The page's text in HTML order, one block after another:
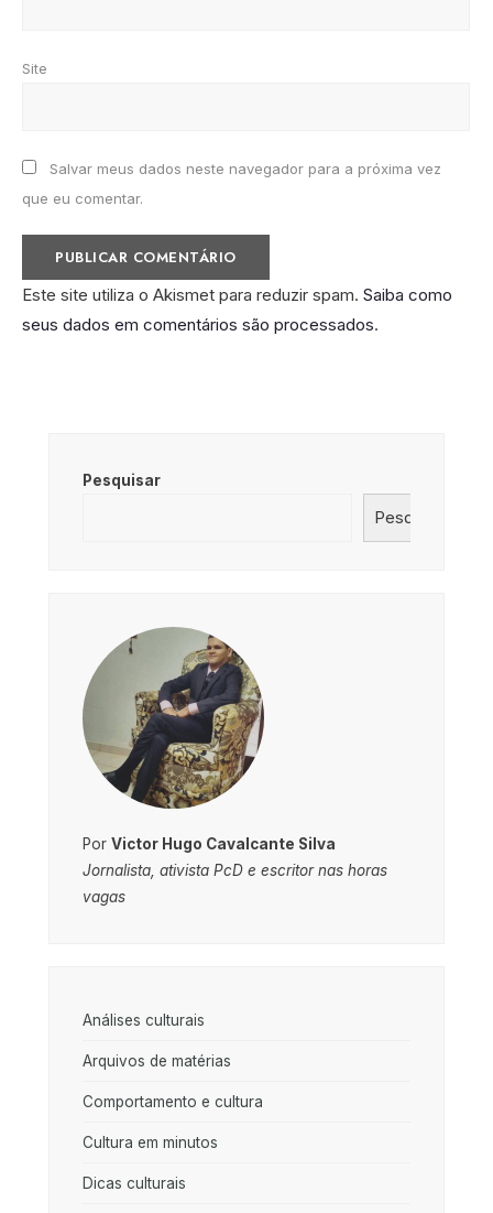
Site
Salvar meus dados neste navegador para a próxima vez
que eu comentar.
Este site utiliza o Akismet para reduzir spam. Saiba como
seus dados em comentários são processados.
Pesquisar
Pesquisar
Por Victor Hugo Cavalcante Silva
Jornalista, ativista PcD e escritor nas horas
vagas
Análises culturais
Arquivos de matérias
Comportamento e cultura
Cultura em minutos
Dicas culturais